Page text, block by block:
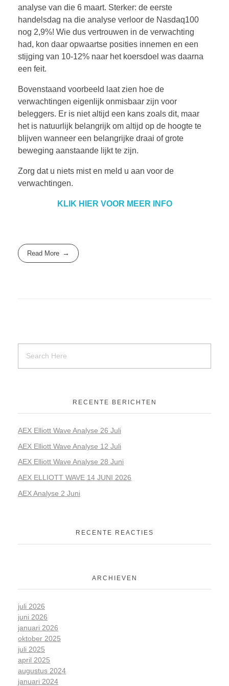
analyse van die 6 maart. Sterker: de eerste
handelsdag na die analyse verloor de Nasdaq100
nog 2,9%! Wie dus vertrouwen in de verwachting
had, kon daar opwaartse posities innemen en een
stijging van 10-12% naar het koersdoel was daarna
een feit.
Bovenstaand voorbeeld laat zien hoe de
verwachtingen eigenlijk onmisbaar zijn voor
beleggers. Er is niet altijd een kans zoals dit, maar
het is natuurlijk belangrijk om altijd op de hoogte te
blijven wanneer een belangrijke draai of grote
beweging aanstaande lijkt te zijn.
Zorg dat u niets mist en meld u aan voor de
verwachtingen.
KLIK HIER VOOR MEER INFO
Read More
RECENTE BERICHTEN
AEX Elliott Wave Analyse 26 Juli
AEX Elliott Wave Analyse 12 Juli
AEX Elliott Wave Analyse 28 Juni
AEX ELLIOTT WAVE 14 JUNI 2026
AEX Analyse 2 Juni
RECENTE REACTIES
ARCHIEVEN
juli 2026
juni 2026
januari 2026
oktober 2025
juli 2025
april 2025
augustus 2024
januari 2024